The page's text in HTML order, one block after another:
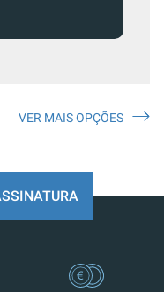
VER MAIS OPÇÕES